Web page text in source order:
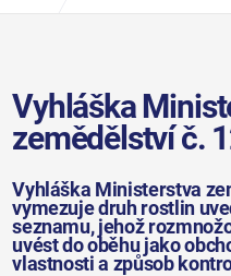
Vyhláška
zemědělství č.
Vyhláška Ministerstva
vymezuje druh rostlin
seznamu, jehož
uvést do oběhu jako
vlastnosti a způsob